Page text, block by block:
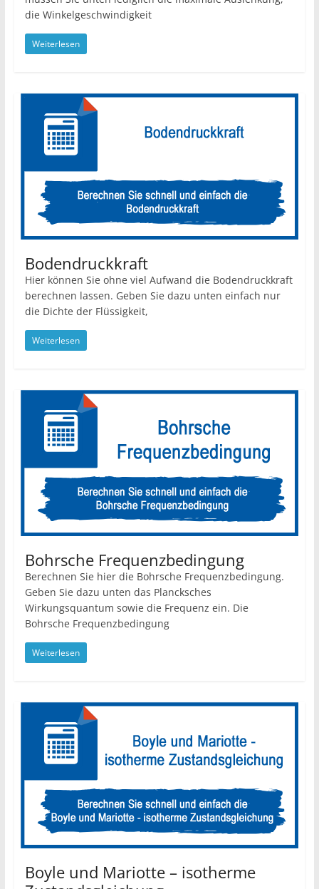
die Winkelgeschwindigkeit
Weiterlesen
Bodendruckkraft
Hier können Sie ohne viel Aufwand die Bodendruckkraft
berechnen lassen. Geben Sie dazu unten einfach nur
die Dichte der Flüssigkeit,
Weiterlesen
Bohrsche Frequenzbedingung
Berechnen Sie hier die Bohrsche Frequenzbedingung.
Geben Sie dazu unten das Plancksches
Wirkungsquantum sowie die Frequenz ein. Die
Bohrsche Frequenzbedingung
Weiterlesen
Boyle und Mariotte – isotherme